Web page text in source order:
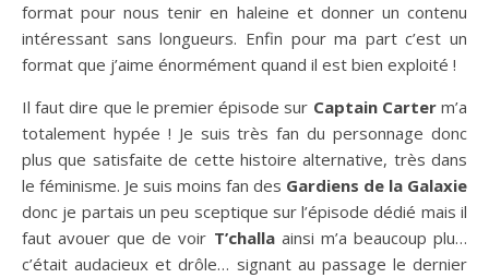
format pour nous tenir en haleine et donner un contenu
intéressant sans longueurs. Enfin pour ma part c’est un
format que j’aime énormément quand il est bien exploité !
Il faut dire que le premier épisode sur Captain Carterm’a
totalement hypée ! Je suis très fan du personnage donc
plus que satisfaite de cette histoire alternative, très dans
le féminisme. Je suis moins fan des Gardiens de la Galaxie
donc je partais un peu sceptique sur l’épisode dédié mais il
faut avouer que de voir T’challaainsi m’a beaucoup plu…
c’était audacieux et drôle… signant au passage le dernier